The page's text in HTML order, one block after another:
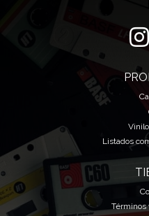
Listados
Términos